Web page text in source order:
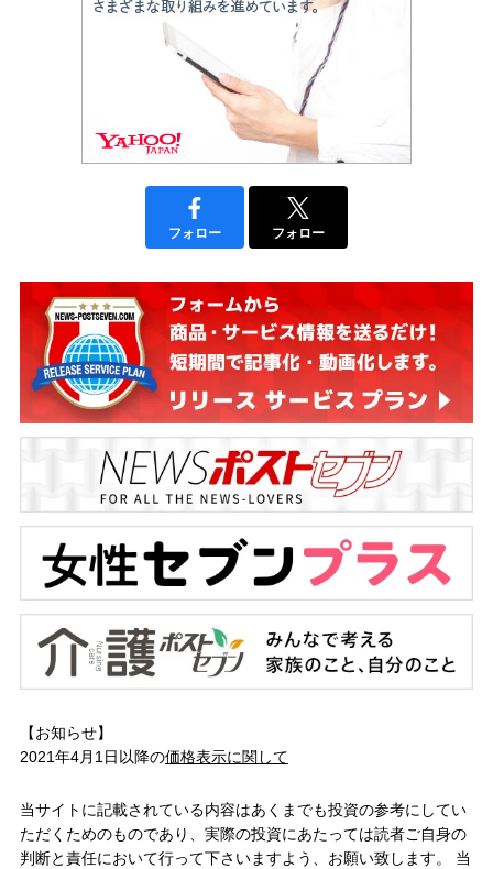
フォロー フォロー
【お知らせ】
2021年4月1日以降の価格表示に関して
当サイトに記載されている内容はあくまでも投資の参考にしてい
ただくためのものであり、実際の投資にあたっては読者ご自身の
判断と責任において行って下さいますよう、お願い致します。 当